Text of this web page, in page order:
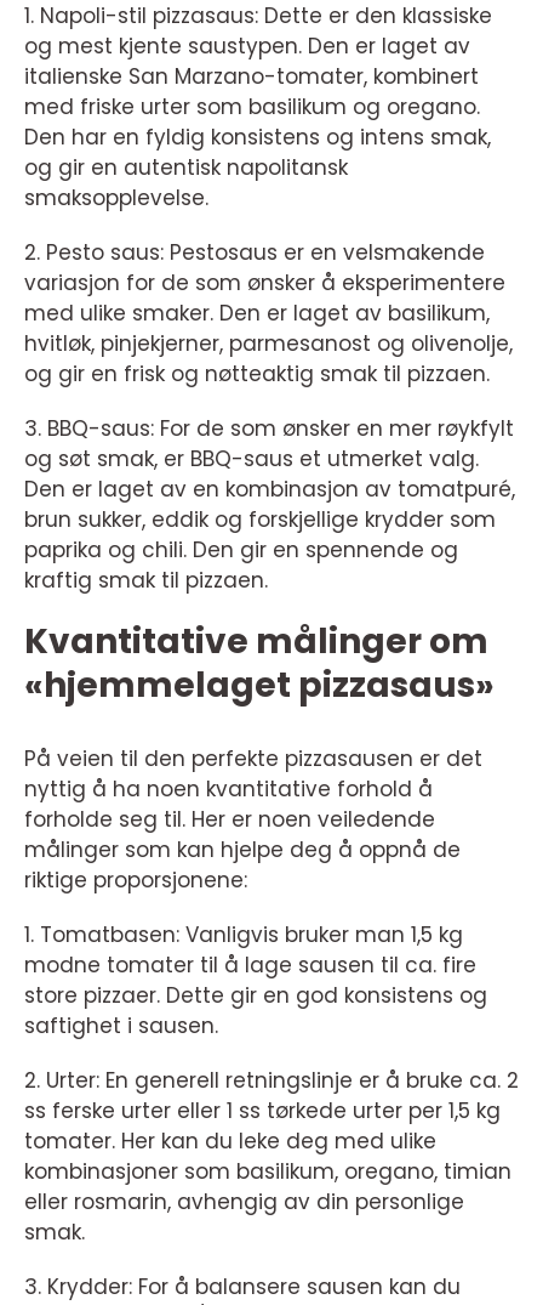
1. Napoli-stil pizzasaus: Dette er den klassiske
og mest kjente saustypen. Den er laget av
italienske San Marzano-tomater, kombinert
med friske urter som basilikum og oregano.
Den har en fyldig konsistens og intens smak,
og gir en autentisk napolitansk
smaksopplevelse.
2. Pesto saus: Pestosaus er en velsmakende
variasjon for de som ønsker å eksperimentere
med ulike smaker. Den er laget av basilikum,
hvitløk, pinjekjerner, parmesanost og olivenolje,
og gir en frisk og nøtteaktig smak til pizzaen.
3. BBQ-saus: For de som ønsker en mer røykfylt
og søt smak, er BBQ-saus et utmerket valg.
Den er laget av en kombinasjon av tomatpuré,
brun sukker, eddik og forskjellige krydder som
paprika og chili. Den gir en spennende og
kraftig smak til pizzaen.
Kvantitative målinger om
«hjemmelaget pizzasaus»
På veien til den perfekte pizzasausen er det
nyttig å ha noen kvantitative forhold å
forholde seg til. Her er noen veiledende
målinger som kan hjelpe deg å oppnå de
riktige proporsjonene:
1. Tomatbasen: Vanligvis bruker man 1,5 kg
modne tomater til å lage sausen til ca. fire
store pizzaer. Dette gir en god konsistens og
saftighet i sausen.
2. Urter: En generell retningslinje er å bruke ca. 2
ss ferske urter eller 1 ss tørkede urter per 1,5 kg
tomater. Her kan du leke deg med ulike
kombinasjoner som basilikum, oregano, timian
eller rosmarin, avhengig av din personlige
smak.
3. Krydder: For å balansere sausen kan du